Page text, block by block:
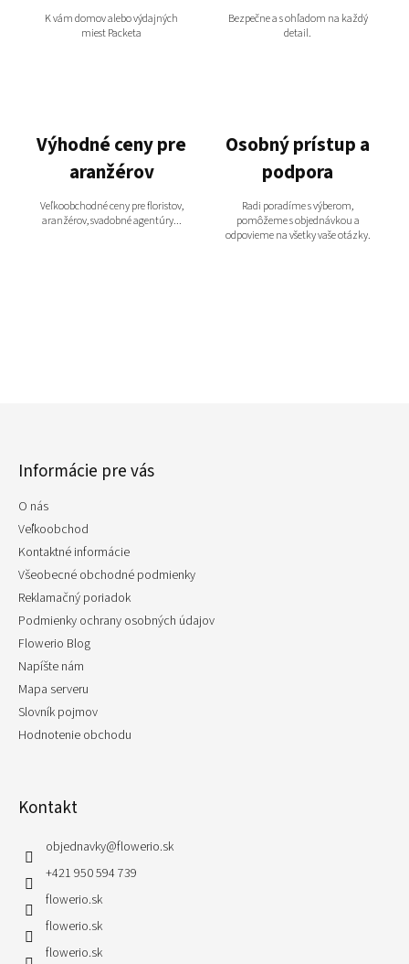
K vám domov alebo výdajných
miest Packeta
Bezpečne a s ohľadom na každý
detail.
Výhodné ceny pre
aranžérov
Veľkoobchodné ceny pre floristov,
aranžérov, svadobné agentúry...
Osobný prístup a
podpora
Radi poradíme s výberom,
pomôžeme s objednávkou a
odpovieme na všetky vaše otázky.
Informácie pre vás
O nás
Veľkoobchod
Kontaktné informácie
Všeobecné obchodné podmienky
Reklamačný poriadok
Podmienky ochrany osobných údajov
Flowerio Blog
Napíšte nám
Mapa serveru
Slovník pojmov
Hodnotenie obchodu
Kontakt
objednavky@flowerio.sk
+421 950 594 739
flowerio.sk
flowerio.sk
flowerio.sk